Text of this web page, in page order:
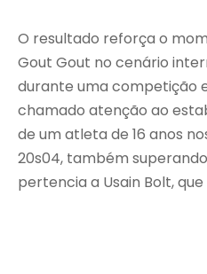
O resultado reforça o
Gout Gout no cenário
durante uma competição
chamado atenção ao
de um atleta de 16 anos
20s04, também
pertencia a Usain Bolt, que